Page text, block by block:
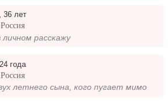
,36 лет
Россия
личном расскажу
24 года
Россия
летнего сына, кого пугает мимо